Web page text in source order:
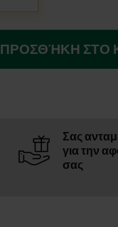
ΠΡΟΣΘΉΚΗ ΣΤΟ
Σας
για την
σας